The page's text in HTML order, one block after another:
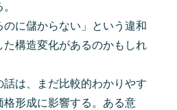
に儲からない」という違和
構造変化があるのかもしれ
話は、まだ比較的わかりやす
格形成に影響する。ある意